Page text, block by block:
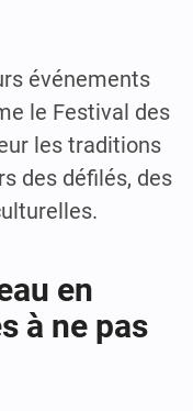
événements
le Festival des
les traditions
des défilés, des
en
à ne pas